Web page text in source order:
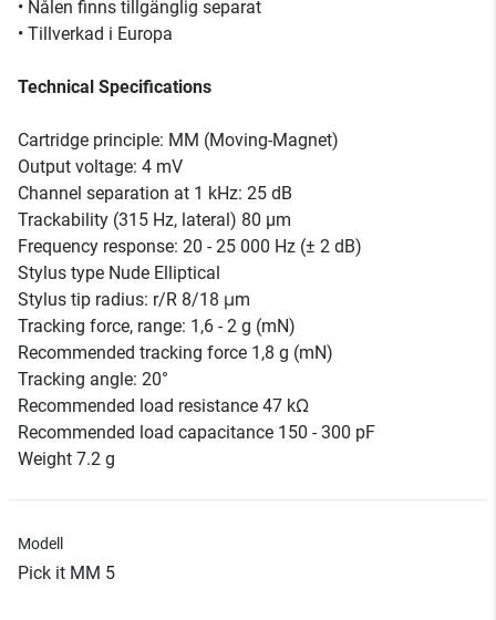
• Nålen finns tillgänglig separat
• Tillverkad i Europa
Technical Specifications
Cartridge principle: MM (Moving-Magnet)
Output voltage: 4 mV
Channel separation at 1 kHz: 25 dB
Trackability (315 Hz, lateral) 80 µm
Frequency response: 20 - 25 000 Hz (± 2 dB)
Stylus type Nude Elliptical
Stylus tip radius: r/R 8/18 μm
Tracking force, range: 1,6 - 2 g (mN)
Recommended tracking force 1,8 g (mN)
Tracking angle: 20°
Recommended load resistance 47 kΩ
Recommended load capacitance 150 - 300 pF
Weight 7.2 g
Modell
Pick it MM 5